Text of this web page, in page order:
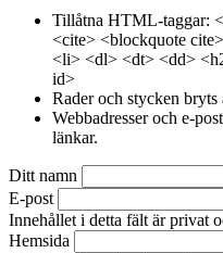
Tillåtna HTML-taggar:
<cite> <blockquote
<li> <dl> <dt> <dd>
id>
Rader och stycken bryts
Webbadresser och e-
länkar.
Ditt namn
E-post
Innehållet i detta fält är privat
Hemsida